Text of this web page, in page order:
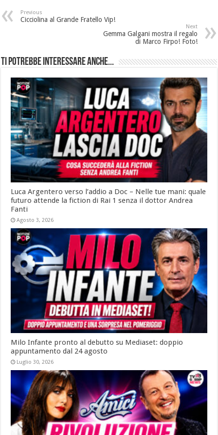
Previous
Cicciolina al Grande Fratello Vip!
Next
Gemma Galgani mostra il regalo
di Marco Firpo! Foto!
Ti potrebbe interessare anche...
Luca Argentero verso l’addio a Doc – Nelle tue mani: quale
futuro attende la fiction di Rai 1 senza il dottor Andrea
Fanti
Agosto 3, 2026
Milo Infante pronto al debutto su Mediaset: doppio
appuntamento dal 24 agosto
Luglio 30, 2026